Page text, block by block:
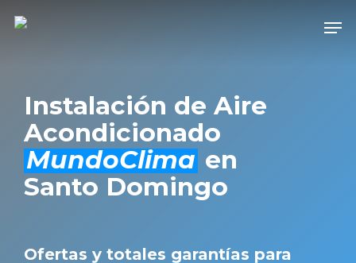
Skip
Instalación de Aire
Acondicionado
MundoClima en
Santo Domingo
Ofertas y totales garantías para